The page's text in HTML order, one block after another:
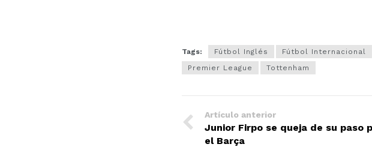
Tags: Fútbol Inglés Fútbol Internacional
Premier League
Tottenham
Artículo anterior
Junior Firpo se queja de su paso
el Barça